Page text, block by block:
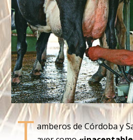
T amberos de Córdoba y